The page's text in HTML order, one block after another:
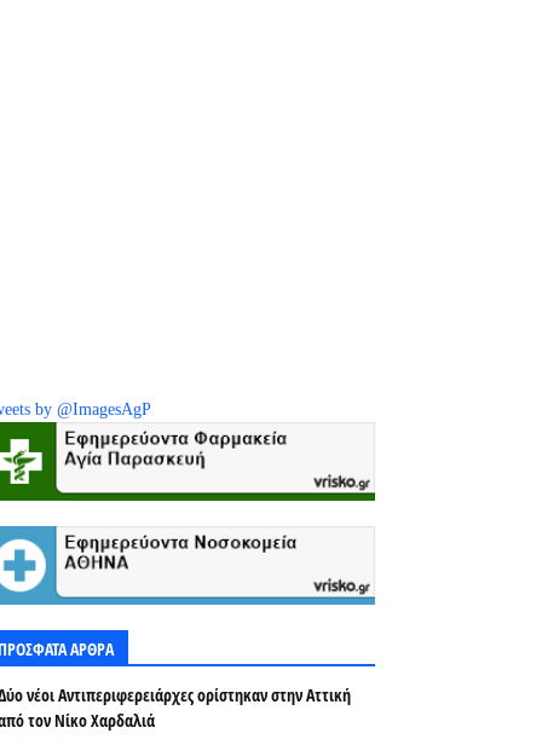
by @ImagesAgP
ΑΡΘΡΑ
νέοι Αντιπεριφερειάρχες ορίστηκαν στην Αττική
τον Νίκο Χαρδαλιά